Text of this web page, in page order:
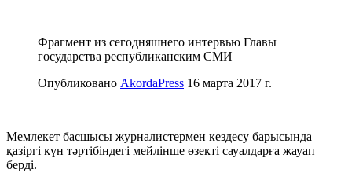
Фрагмент из сегодняшнего интервью Главы
государства республиканским СМИ
Опубликовано AkordaPress 16 марта 2017 г.
Мемлекет басшысы журналистермен кездесу барысында
қазіргі күн тәртібіндегі мейлінше өзекті сауалдарға жауап
берді.